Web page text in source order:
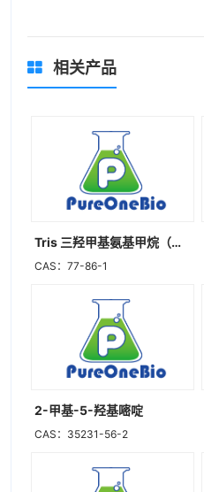
相关产品
Tris 三羟甲基氨基甲烷（超纯级）
CAS：77-86-1
2-甲基-5-羟基嘧啶
CAS：35231-56-2